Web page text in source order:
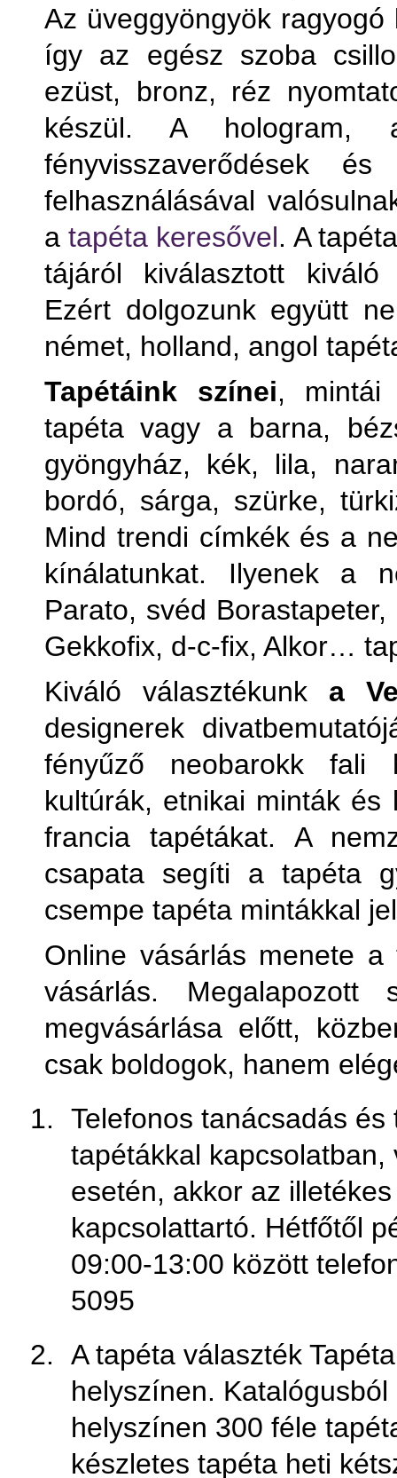
Az üveggyöngyök
így az egész szoba
ezüst, bronz, réz
készül. A hologram,
fényvisszaverődések
felhasználásával
atapéta keresővel. A
tájáról kiválasztott kiváló
Ezért dolgozunk együtt
német, holland, angol
Tapétáink színei, mintái
tapéta vagy a barna,
gyöngyház, kék, lila,
bordó, sárga, szürke,
Mind trendi címkék és a
kínálatunkat. Ilyenek a
Parato, svéd
Gekkofix, d-c-fix, Alkor…
Kiváló választékunk a
designerek
fényűző neobarokk fali
kultúrák, etnikai minták és
francia tapétákat. A
csapata segíti a tapéta
csempe tapéta mintákkal
Online vásárlás menete
vásárlás. Megalapozott
megvásárlása előtt,
csak boldogok, hanem
Telefonos tanácsadás
tapétákkal
esetén, akkor az
kapcsolattartó. Hétfőtől
09:00-13:00 között
5095
A tapéta választék
helyszínen.
helyszínen 300 féle
készletes tapéta heti